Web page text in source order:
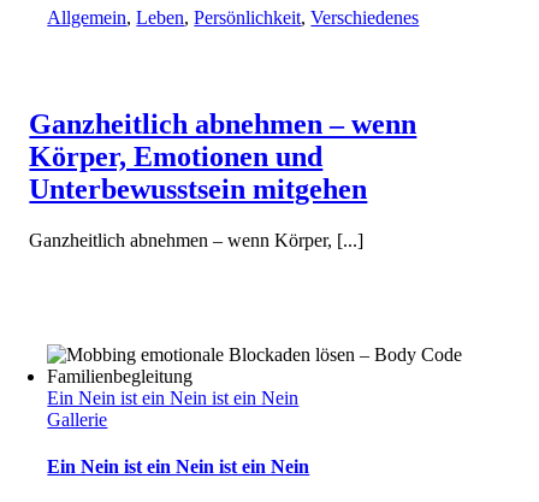
Allgemein,Leben,Persönlichkeit,Verschiedenes
Ganzheitlich abnehmen – wenn
Körper, Emotionen und
Unterbewusstsein mitgehen
Ganzheitlich abnehmen – wenn Körper, [...]
Ein Nein ist ein Nein ist ein Nein
Gallerie
Ein Nein ist ein Nein ist ein Nein